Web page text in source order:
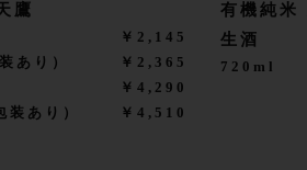
鷹
￥2,145
あり）
￥2,365
￥4,290
あり）
￥4,510
有機純米
生酒
720ml